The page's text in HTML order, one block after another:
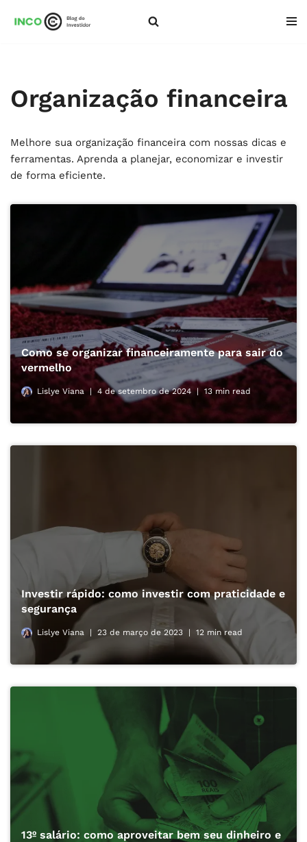
Organização financeira
Melhore sua organização financeira com nossas dicas e
ferramentas. Aprenda a planejar, economizar e investir
de forma eficiente.
Como se organizar financeiramente para sair do
vermelho
Lislye Viana 4 de setembro de 2024 13 min read
Investir rápido: como investir com praticidade e
segurança
Lislye Viana 23 de março de 2023 12 min read
13º salário: como aproveitar bem seu dinheiro e